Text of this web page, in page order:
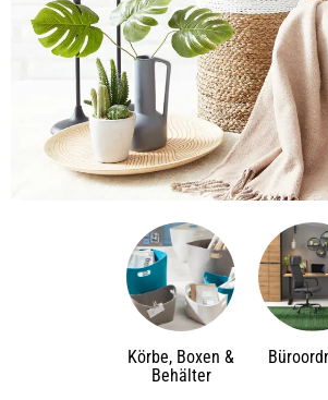
Körbe, Boxen &
Behälter